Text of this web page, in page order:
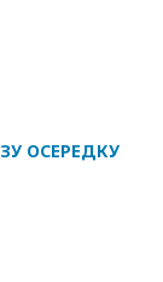
ОСЕРЕДКУ